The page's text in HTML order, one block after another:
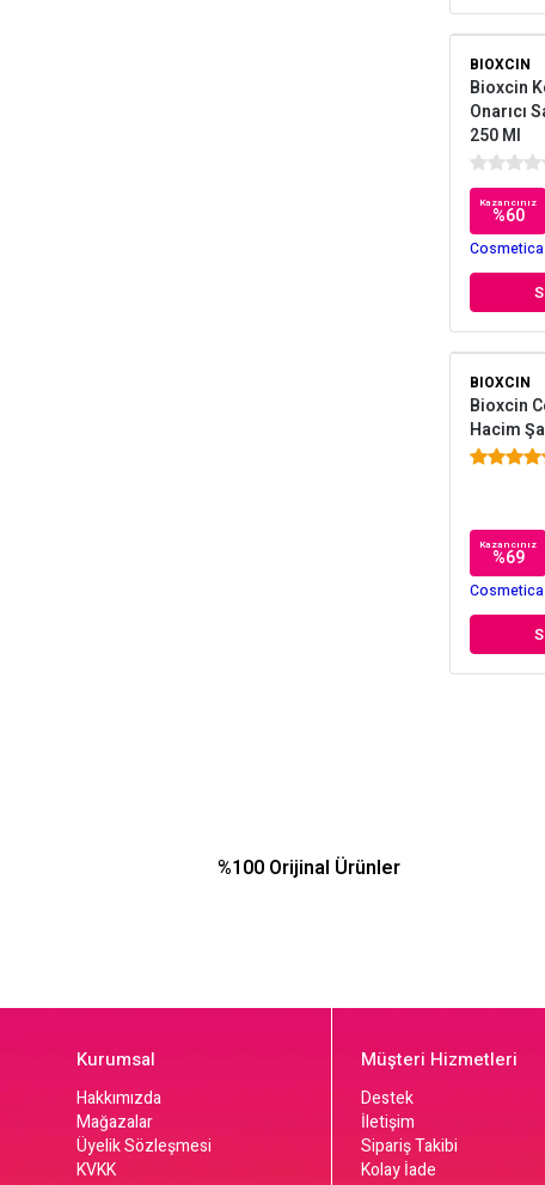
BIOXCIN
Bioxcin
Onarıcı
250 Ml
Kazancınız
%60
BIOXCIN
Bioxcin
Hacim
Kazancınız
%69
%100 Orijinal Ürünler
Kurumsal
Hakkımızda
Mağazalar
Üyelik Sözleşmesi
KVKK
Müşteri Hizmetleri
Destek
İletişim
Sipariş Takibi
Kolay İade